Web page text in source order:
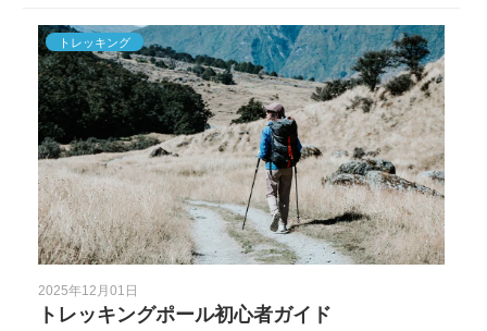
トレッキング
2025年12月01日
トレッキングポール初心者ガイド